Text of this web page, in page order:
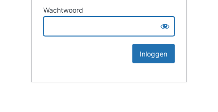
Wachtwoord